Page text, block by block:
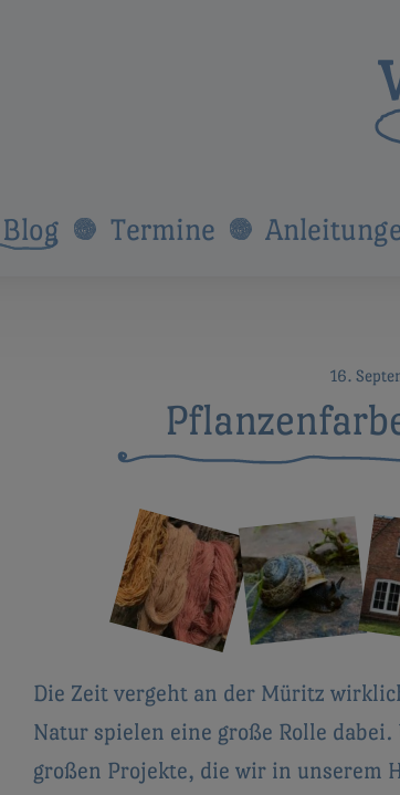
Blog Termine
16.
Die Zeit vergeht an der Müritz
Natur spielen eine große Rolle
großen Projekte, die wir in unserem